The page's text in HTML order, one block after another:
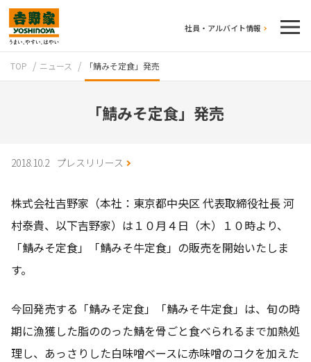
社員・アルバイト情報
牛丼のこだわり 吉野家の歴史
TOP ニュース 「鯖みそ定食」発売
「鯖みそ定食」発売
2018.10.2 プレスリリース
株式会社吉野家（本社：東京都中央区 代表取締役社長 河
村泰貴、以下吉野家）は１０月４日（木）１０時より、
「鯖みそ定食」「鯖みそ牛定食」の販売を開始いたしま
す。
今回発売する「鯖みそ定食」「鯖みそ牛定食」は、旬の時
期に漁獲した脂ののった鯖を骨ごと食べられるまで加熱処
理し、あっさりした白味噌ベースに赤味噌のコクを加えた